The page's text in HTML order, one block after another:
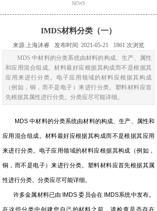
NEWS
IMDS材料分类（一）
来源:上海沐睿 发布时间: 2021-05-21 1861 次浏览
MDS 中材料的分类系统由材料的构成、生产、属性
和应用混合组成。材料最好应根据其构成而不是根据其
应用来进行分类。电子应用领域的材料应根据其构成
（例如，铜，而不是电子）来进行分类。塑料材料应首
先根据其属性进行分类。分类应尽可能详细。
MDS中材料的分类系统由材料的构成、生产、属性和
应用混合组成。材料最好应根据其构成而不是根据其应用
来进行分类。电子应用领域的材料应根据其构成（例如，
铜，而不是电子）来进行分类。塑料材料应首先根据其属
性进行分类。分类应尽可能详细。
许多金属材料已由 IMDS委员会在 IMDS系统中发布。
在这些分类中创建您自己的材料之前，请检查是否存在